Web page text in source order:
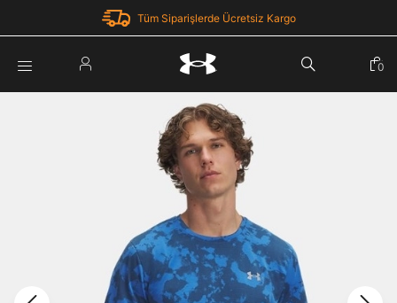
Tüm Siparişlerde Ücretsiz Kargo
Şifremi Unuttum
0
Parola Yenileme
Parolayı Yenile
Giriş Sayfasına Dön